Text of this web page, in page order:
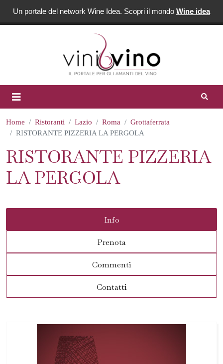
Un portale del network Wine Idea. Scopri il mondo Wine idea
Home Ristoranti Lazio Roma
Grottaferrata
RISTORANTE PIZZERIA LA PERGOLA
RISTORANTE PIZZERIA
LA PERGOLA
Info
Prenota
Commenti
Contatti